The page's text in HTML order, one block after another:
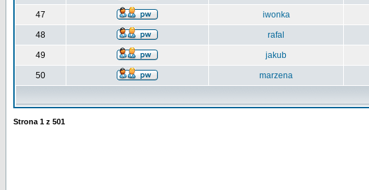
47 iwonka
48 rafal
49 jakub
50 marzena
Strona 1 z 501